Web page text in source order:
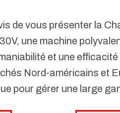
de vous présenter la
une machine
et une
Nord-américains et
pour gérer une large